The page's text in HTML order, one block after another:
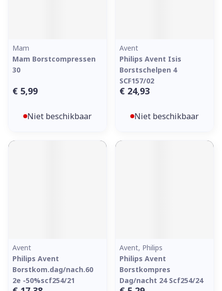
Mam
Mam Borstcompressen
30
€ 5,99
Niet beschikbaar
Avent
Philips Avent Isis
Borstschelpen 4
SCF157/02
€ 24,93
Niet beschikbaar
Avent
Philips Avent
Borstkom.dag/nach.60
2e -50%scf254/21
Avent, Philips
Philips Avent
Borstkompres
Dag/nacht 24 Scf254/24